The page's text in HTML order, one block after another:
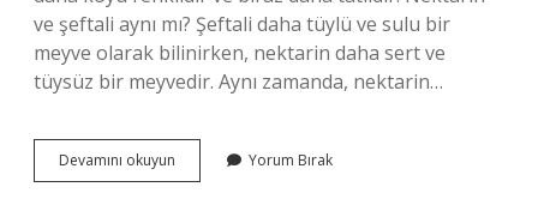
ve şeftali aynı mı? Şeftali daha tüylü ve sulu bir
meyve olarak bilinirken, nektarin daha sert ve
tüysüz bir meyvedir. Aynı zamanda, nektarin…
Devamını okuyun Nektarin
Nedir
Yorum Bırak